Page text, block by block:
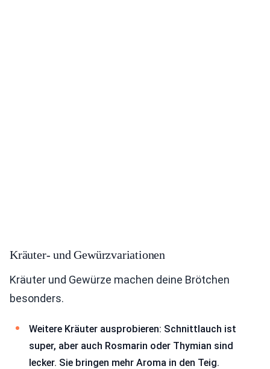
Kräuter- und Gewürzvariationen
Kräuter und Gewürze machen deine Brötchen
besonders.
Weitere Kräuter ausprobieren: Schnittlauch ist
super, aber auch Rosmarin oder Thymian sind
lecker. Sie bringen mehr Aroma in den Teig.